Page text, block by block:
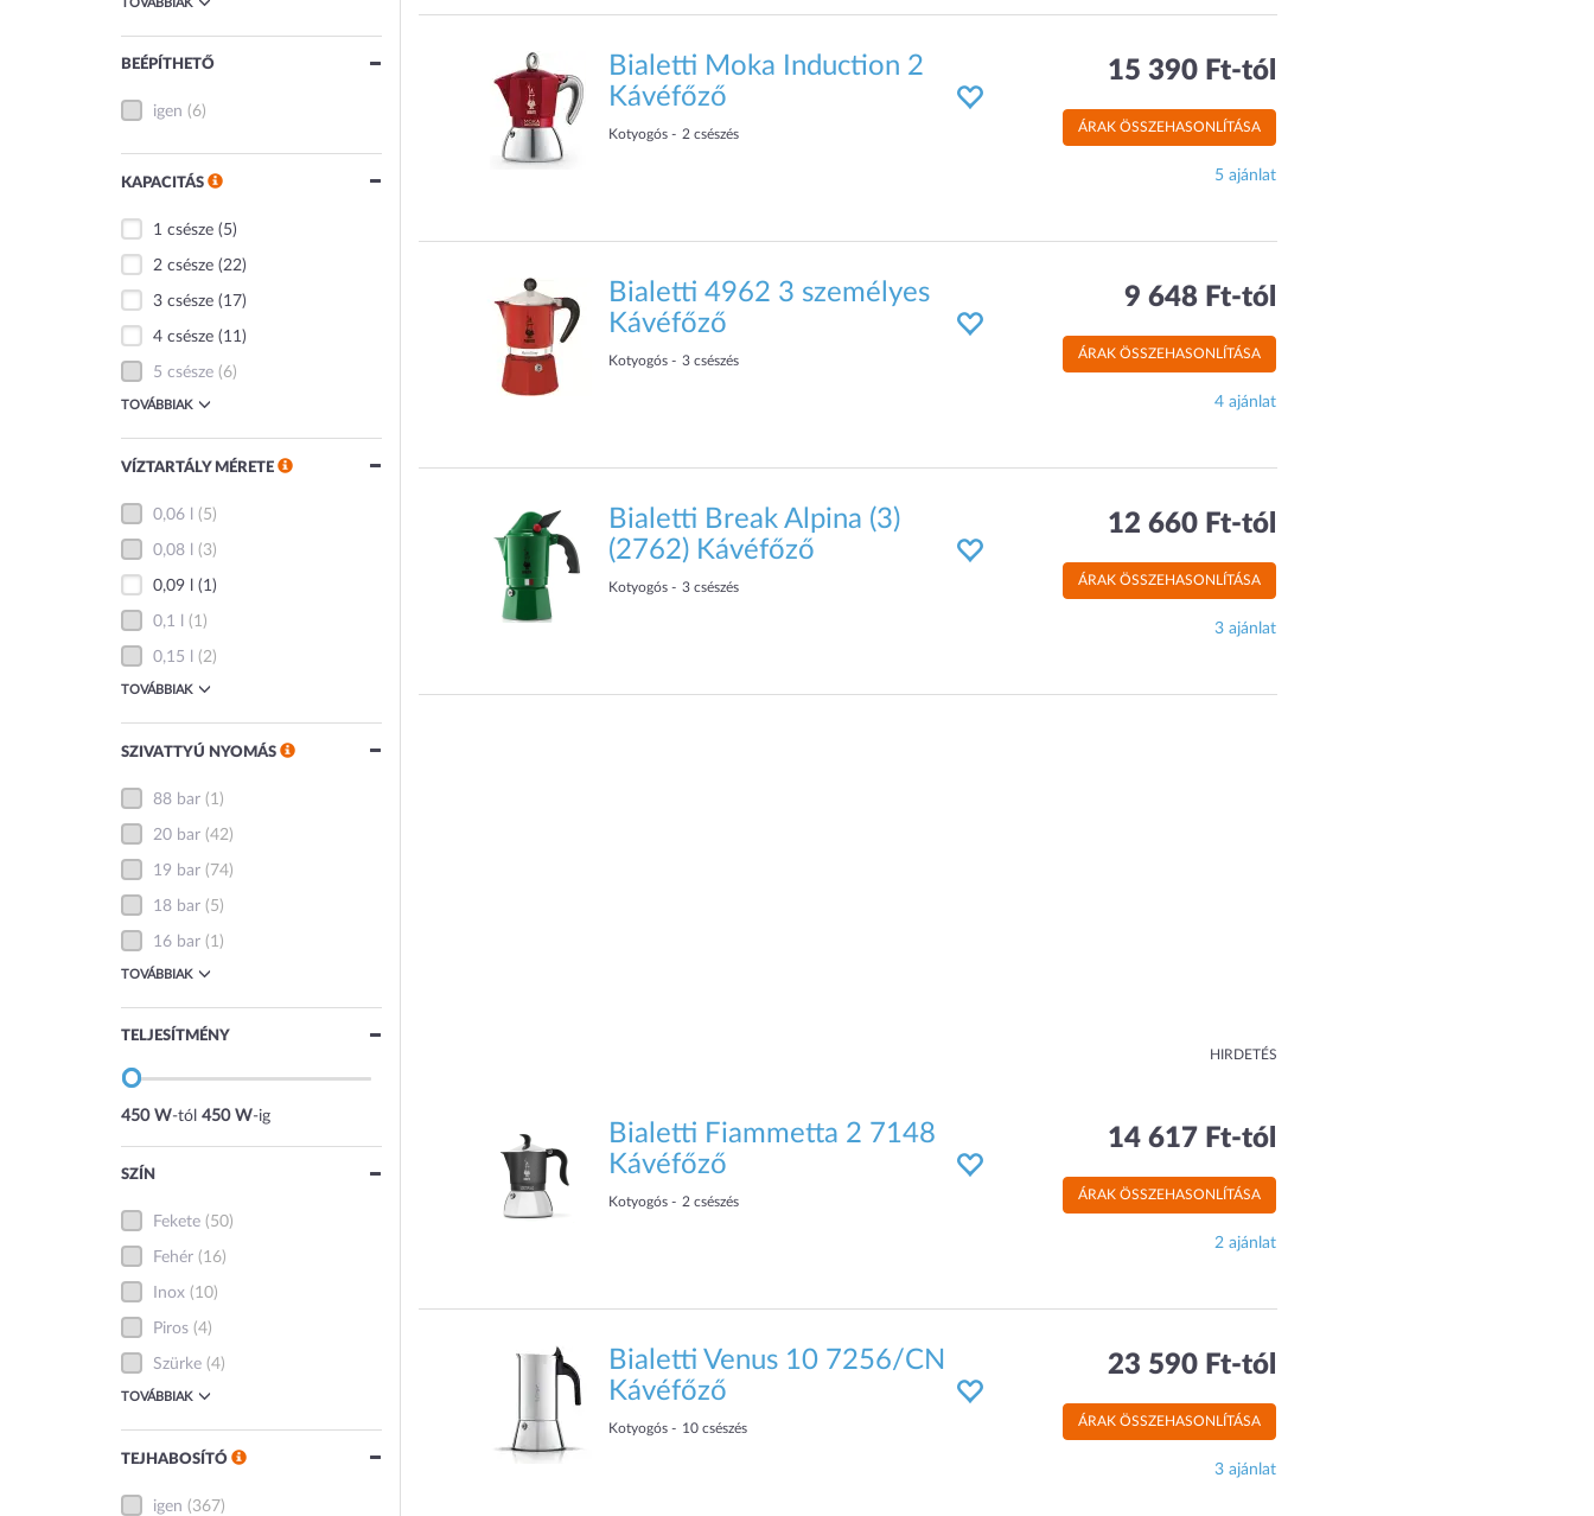
TOVÁBBIAK
BEÉPÍTHETŐ
igen (6)
KAPACITÁS
1 csésze (5)
2 csésze (22)
3 csésze (17)
4 csésze (11)
5 csésze (6)
TOVÁBBIAK
VÍZTARTÁLY MÉRETE
0,06 l (5)
0,08 l (3)
0,09 l (1)
0,1 l (1)
0,15 l (2)
TOVÁBBIAK
SZIVATTYÚ NYOMÁS
88 bar (1)
20 bar (42)
19 bar (74)
18 bar (5)
16 bar (1)
TOVÁBBIAK
TELJESÍTMÉNY
450 W-tól 450 W-ig
SZÍN
Fekete (50)
Fehér (16)
Inox (10)
Piros (4)
Szürke (4)
TOVÁBBIAK
TEJHABOSÍTÓ
igen (367)
Bialetti Moka Induction 2
Kávéfőző
Kotyogós 2 csészés
15 390 Ft-tól
ÁRAK ÖSSZEHASONLÍTÁSA
5 ajánlat
Bialetti 4962 3 személyes
Kávéfőző
Kotyogós 3 csészés
9 648 Ft-tól
ÁRAK ÖSSZEHASONLÍTÁSA
4 ajánlat
Bialetti Break Alpina (3)
(2762) Kávéfőző
Kotyogós 3 csészés
12 660 Ft-tól
ÁRAK ÖSSZEHASONLÍTÁSA
3 ajánlat
HIRDETÉS
Bialetti Fiammetta 2 7148
Kávéfőző
Kotyogós 2 csészés
14 617 Ft-tól
ÁRAK ÖSSZEHASONLÍTÁSA
2 ajánlat
Bialetti Venus 10 7256/CN
Kávéfőző
Kotyogós 10 csészés
23 590 Ft-tól
ÁRAK ÖSSZEHASONLÍTÁSA
3 ajánlat